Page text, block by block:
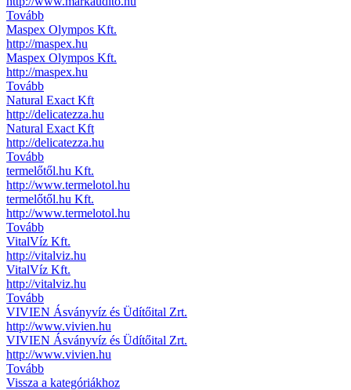
Tovább
Maspex Olympos Kft.
http://maspex.hu
Maspex Olympos Kft.
http://maspex.hu
Tovább
Natural Exact Kft
http://delicatezza.hu
Natural Exact Kft
http://delicatezza.hu
Tovább
termelőtől.hu Kft.
http://www.termelotol.hu
termelőtől.hu Kft.
http://www.termelotol.hu
Tovább
VitalVíz Kft.
http://vitalviz.hu
VitalVíz Kft.
http://vitalviz.hu
Tovább
VIVIEN Ásványvíz és Üdítőital Zrt.
http://www.vivien.hu
VIVIEN Ásványvíz és Üdítőital Zrt.
http://www.vivien.hu
Tovább
Vissza a kategóriákhoz